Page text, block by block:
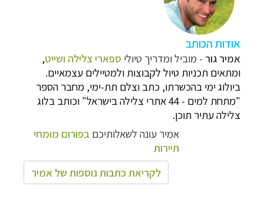
אודות הכותב
אמיר גור - מוביל ומדריך טיולי ספארי צלילה ושייט,
ומתאים תכניות טיול לקבוצות ולמטיילים עצמאיים.
ביולוג ימי בהכשרתו, כתב וצלם תת-ימי, מחבר הספר
"מתחת למים - 44 אתרי צלילה בישראל" וכותב
בלוג
צלילהעתיר תוכן.
אמיר עונה לשאלותיכם בפורום מומחי
תיירות
לקריאת כתבות נוספות של אמיר